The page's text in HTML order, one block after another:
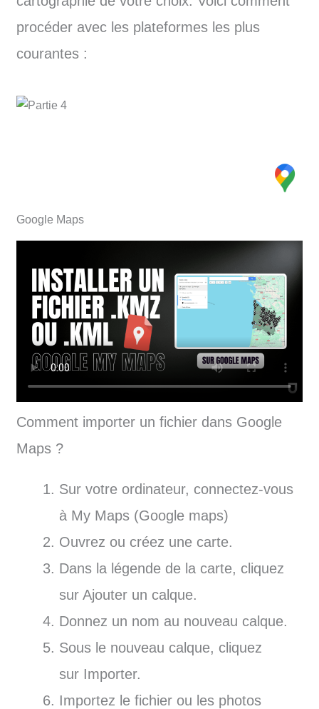
procéder avec les plateformes les plus
courantes :
Google Maps
Comment importer un fichier dans Google
Maps ?
Sur votre ordinateur, connectez-vous
à My Maps (Google maps)
Ouvrez ou créez une carte.
Dans la légende de la carte, cliquez
sur Ajouter un calque.
Donnez un nom au nouveau calque.
Sous le nouveau calque, cliquez
sur Importer.
Importez le fichier ou les photos